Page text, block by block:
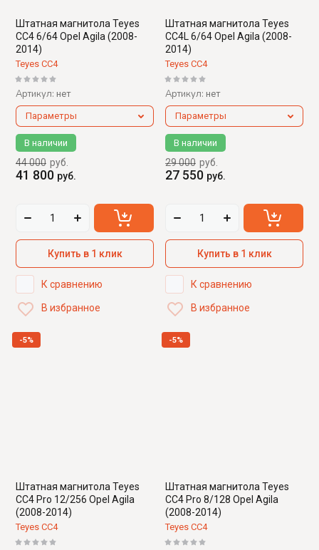
Штатная магнитола Teyes
CC4 6/64 Opel Agila (2008-
2014)
Teyes CC4
Артикул: нет
Параметры
В наличии
44 000 руб.
41 800 руб.
Купить в 1 клик
К сравнению
В избранное
Штатная магнитола Teyes
CC4L 6/64 Opel Agila (2008-
2014)
Teyes CC4
Артикул: нет
Параметры
В наличии
29 000 руб.
27 550 руб.
Купить в 1 клик
К сравнению
В избранное
-5%
Штатная магнитола Teyes
CC4 Pro 12/256 Opel Agila
(2008-2014)
Teyes CC4
-5%
Штатная магнитола Teyes
CC4 Pro 8/128 Opel Agila
(2008-2014)
Teyes CC4